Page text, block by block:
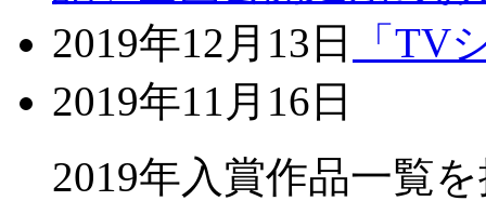
2019年12月13日
「TV
2019年11月16日
2019年入賞作品一覧